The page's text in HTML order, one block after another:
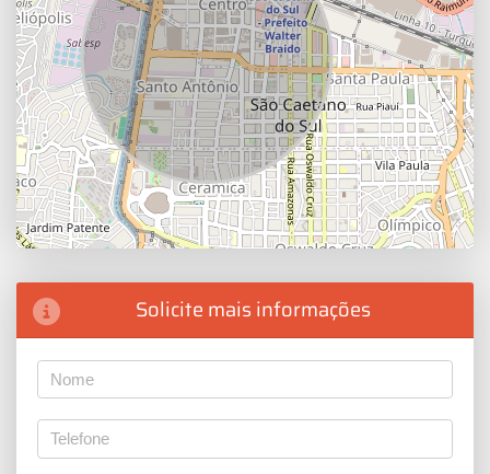
Solicite mais informações